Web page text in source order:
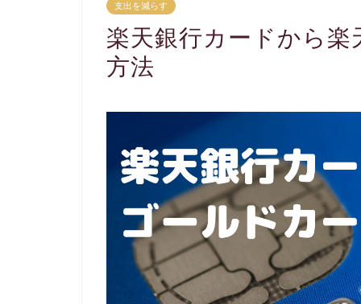
支出を減らす
楽天銀行カードから
方法